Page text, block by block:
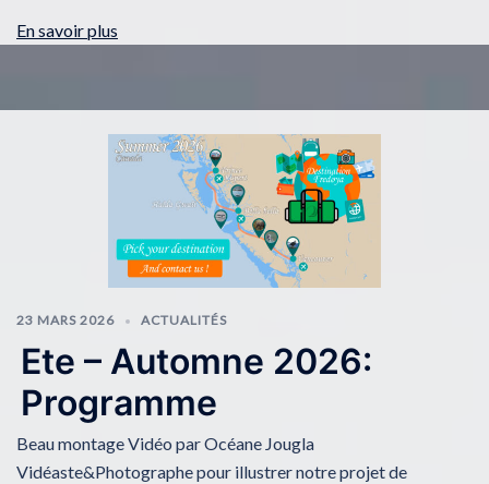
En savoir plus
23 MARS 2026 ACTUALITÉS
Ete – Automne 2026:
Programme
Beau montage Vidéo par Océane Jougla
Vidéaste&Photographe pour illustrer notre projet de